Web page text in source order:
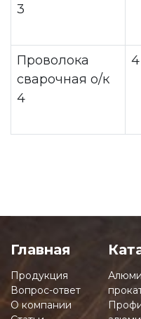
3
Проволока
сварочная о/к
4
4
Главная
Продукция
Вопрос-ответ
О компании